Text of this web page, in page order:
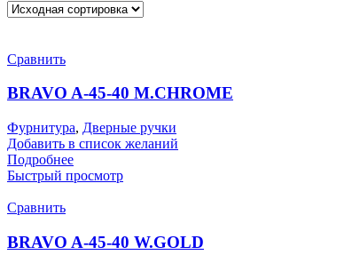
Сравнить
BRAVO A-45-40 M.CHROME
Фурнитура, Дверные ручки
Добавить в список желаний
Подробнее
Быстрый просмотр
Сравнить
BRAVO A-45-40 W.GOLD